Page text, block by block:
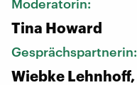
Moderatorin:
Tina Howard
Gesprächspartnerin:
Wiebke